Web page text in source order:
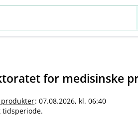
for medisinske
: 07.08.2026, kl. 06:40
tidsperiode.